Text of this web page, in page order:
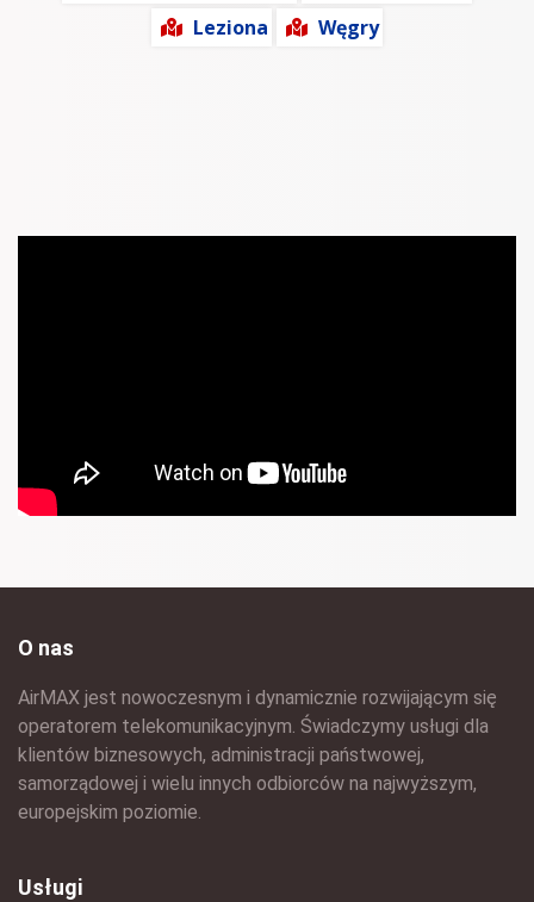
Leziona
Węgry
O nas
AirMAX jest nowoczesnym i dynamicznie rozwijającym się
operatorem telekomunikacyjnym. Świadczymy usługi dla
klientów biznesowych, administracji państwowej,
samorządowej i wielu innych odbiorców na najwyższym,
europejskim poziomie.
Usługi